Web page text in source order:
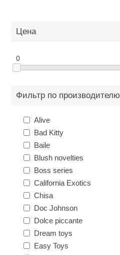
Цена
0
Фильтр по производителю
Alive
Bad Kitty
Baile
Blush novelties
Boss series
California Exotics
Chisa
Doc Johnson
Dolce piccante
Dream toys
Easy Toys